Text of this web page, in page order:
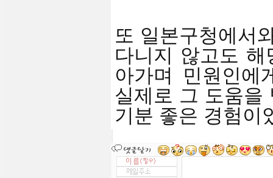
또 일본구청에서
다니지 않고도
아가며 민원인
실제로 그 도움을
기분 좋은 경험이